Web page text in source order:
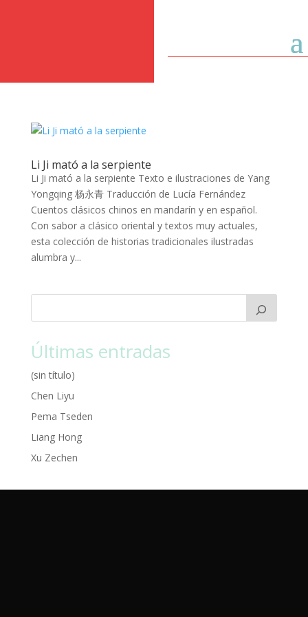
Li Ji mató a la serpiente
Li Ji mató a la serpiente Texto e ilustraciones de Yang
Yongqing 杨永青 Traducción de Lucía Fernández
Cuentos clásicos chinos en mandarín y en español.
Con sabor a clásico oriental y textos muy actuales,
esta colección de historias tradicionales ilustradas
alumbra y...
Últimas entradas
(sin título)
Chen Liyu
Pema Tseden
Liang Hong
Xu Zechen